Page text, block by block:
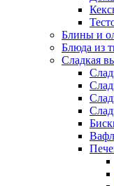
Блины и
Блюда из
Сладкая